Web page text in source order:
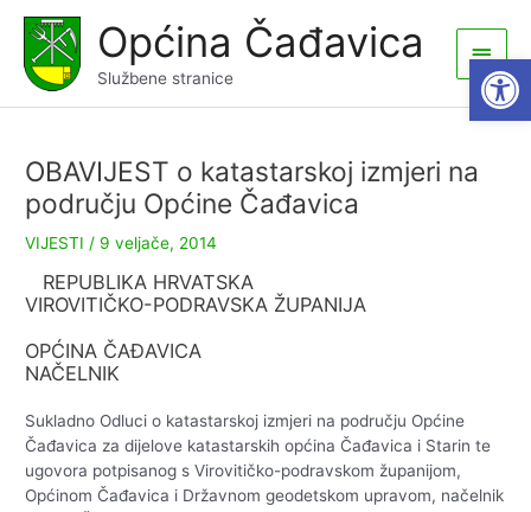
content
Općina Čađavica
Službene stranice
Main
Menu
OBAVIJEST o katastarskoj izmjeri na
području Općine Čađavica
VIJESTI / 9 veljače, 2014
REPUBLIKA HRVATSKA
VIROVITIČKO-PODRAVSKA ŽUPANIJA
OPĆINA ČAĐAVICA
NAČELNIK
Sukladno Odluci o katastarskoj izmjeri na području Općine
Čađavica za dijelove katastarskih općina Čađavica i Starin te
ugovora potpisanog s Virovitičko-podravskom županijom,
Općinom Čađavica i Državnom geodetskom upravom, načelnik